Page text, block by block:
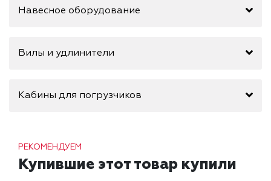
Навесное оборудование
Вилы и удлинители
Кабины для погрузчиков
РЕКОМЕНДУЕМ
Купившие этот товар купили